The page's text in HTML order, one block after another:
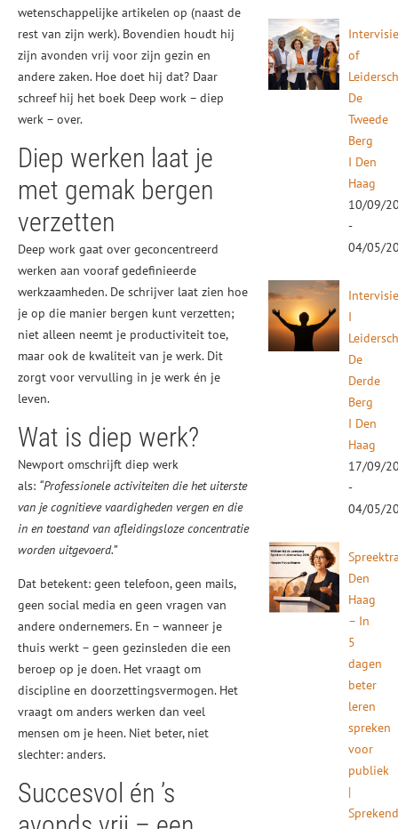
wetenschappelijke artikelen op (naast de
rest van zijn werk). Bovendien houdt hij
zijn avonden vrij voor zijn gezin en
andere zaken. Hoe doet hij dat? Daar
schreef hij het boek Deep work – diep
werk – over.
Diep werken laat je
met gemak bergen
verzetten
Deep work gaat over geconcentreerd
werken aan vooraf gedefinieerde
werkzaamheden. De schrijver laat zien hoe
je op die manier bergen kunt verzetten;
niet alleen neemt je productiviteit toe,
maar ook de kwaliteit van je werk. Dit
zorgt voor vervulling in je werk én je
leven.
Wat is diep werk?
Newport omschrijft diep werk
als: “Professionele activiteiten die het uiterste
van je cognitieve vaardigheden vergen en die
in en toestand van afleidingsloze concentratie
worden uitgevoerd.”
Dat betekent: geen telefoon, geen mails,
geen social media en geen vragen van
andere ondernemers. En – wanneer je
thuis werkt – geen gezinsleden die een
beroep op je doen. Het vraagt om
discipline en doorzettingsvermogen. Het
vraagt om anders werken dan veel
mensen om je heen. Niet beter, niet
slechter: anders.
Succesvol én ’s
of
De
Tweede
Berg
I Den
Haag
10/09/
-
04/05/
I
De
Derde
Berg
I Den
Haag
17/09/
-
04/05/
Den
Haag
– In
5
dagen
beter
leren
spreken
voor
publiek
|